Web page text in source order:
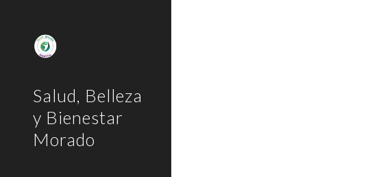
Salud, Belleza
y Bienestar
Morado